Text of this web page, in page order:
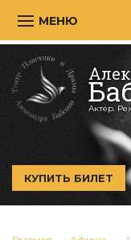
МЕНЮ
Актер.
КУПИТЬ БИЛЕТ